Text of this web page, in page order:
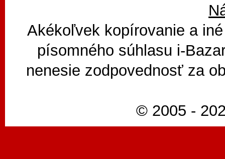
Akékoľvek kopírovanie a
písomného súhlasu i-
nenesie zodpovednosť za
© 2005 -